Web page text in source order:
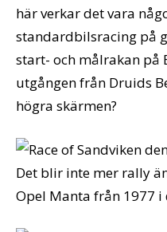
här verkar det vara
standardbilsracing på
start- och målrakan på
utgången från Druids
högra skärmen?
Det blir inte mer rally
Opel Manta från 1977 i